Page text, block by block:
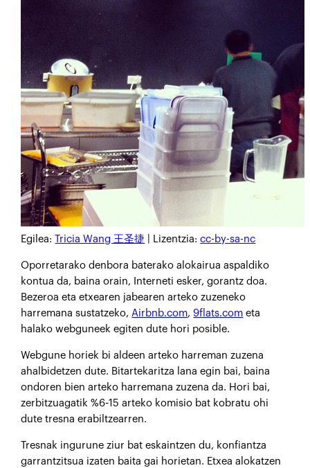
Egilea: Tricia Wang 王圣捷 | Lizentzia:cc-by-sa-nc
Oporretarako denbora baterako alokairua aspaldiko
kontua da, baina orain, Interneti esker, gorantz doa.
Bezeroa eta etxearen jabearen arteko zuzeneko
harremana sustatzeko, Airbnb.com,9flats.com eta
halako webguneek egiten dute hori posible.
Webgune horiek bi aldeen arteko harreman zuzena
ahalbidetzen dute. Bitartekaritza lana egin bai, baina
ondoren bien arteko harremana zuzena da. Hori bai,
zerbitzuagatik %6-15 arteko komisio bat kobratu ohi
dute tresna erabiltzearren.
Tresnak ingurune ziur bat eskaintzen du, konfiantza
garrantzitsua izaten baita gai horietan. Etxea alokatzen